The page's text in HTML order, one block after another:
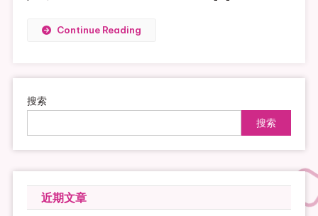
Continue Reading
搜索
搜索
近期文章